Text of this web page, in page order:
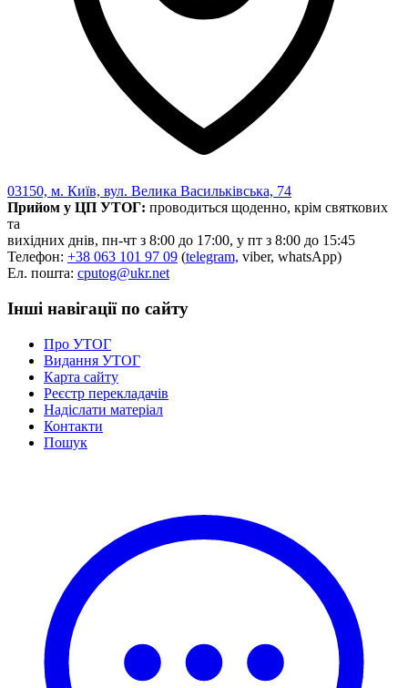
03150, м. Київ, вул. Велика Васильківська, 74
Прийом у ЦП УТОГ: проводиться щоденно, крім святкових
та
вихідних днів, пн-чт з 8:00 до 17:00, у пт з 8:00 до 15:45
Телефон: +38 063 101 97 09 (telegram, viber, whatsApp)
Ел. пошта: cputog@ukr.net
Інші навігації по сайту
Про УТОГ
Видання УТОГ
Карта сайту
Реєстр перекладачів
Надіслати матеріал
Контакти
Пошук